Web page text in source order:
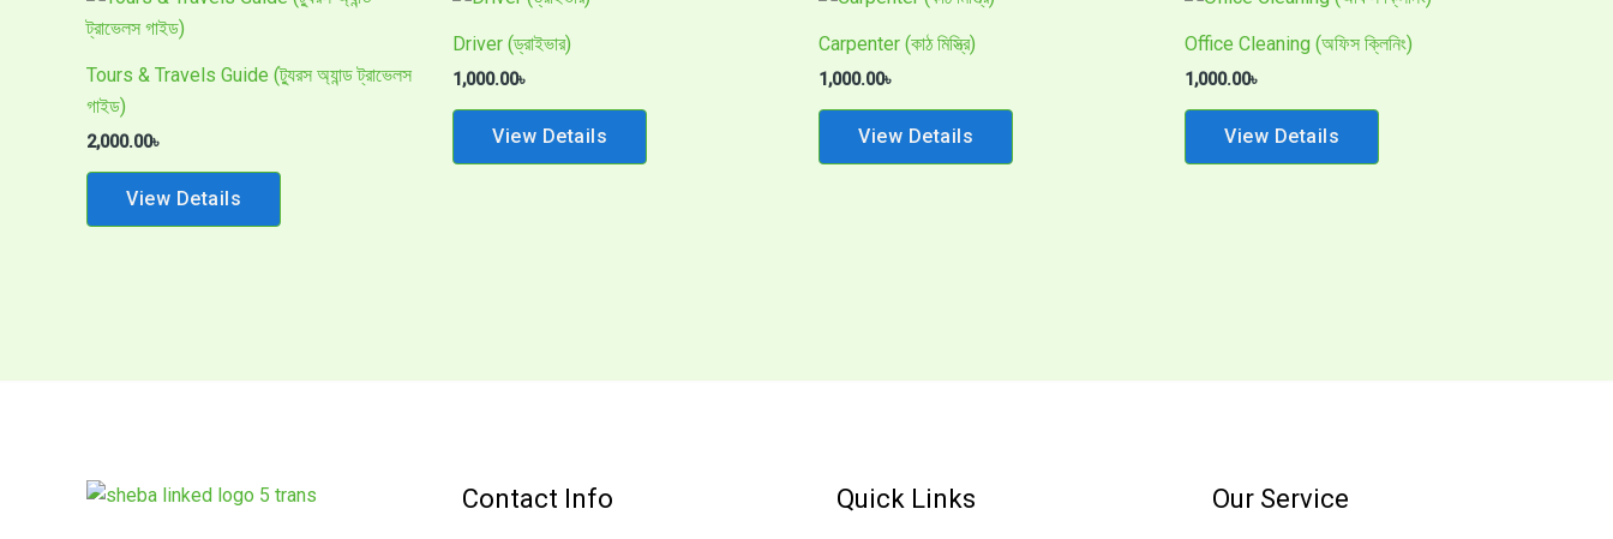
Tours & Travels Guide (ট্যুরস অ্যান্ড ট্রাভেলস
গাইড)
2,000.00৳
View Details
Driver (ড্রাইভার)
1,000.00৳
View Details
Carpenter (কাঠ মিস্ত্রি)
1,000.00৳
View Details
Office Cleaning (অফিস ক্লিনিং)
1,000.00৳
View Details
Contact Info Quick Links Our Service